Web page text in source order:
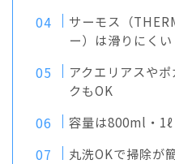
サーモス（
ー）は滑りにくい
アクエリアスや
クもOK
容量は800ml・
丸洗OKで掃除が